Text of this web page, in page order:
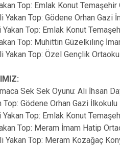
Top: Emlak Konut
Yakan Top: Gödene Orhan Gazi
Yakan Top: Emlak Konut
Top: Muhittin Güzelkılınç
Yakan Top: Özel Gençlik
Sek Sek Oyunu: Ali İhsan
Top: Gödene Orhan Gazi İlkokulu
Yakan Top: Emlak Konut
Top: Meram İmam Hatip
Yakan Top: Meram Kozağaç